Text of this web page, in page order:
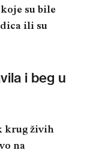
su bile
ili su
i beg u
krug živih
na